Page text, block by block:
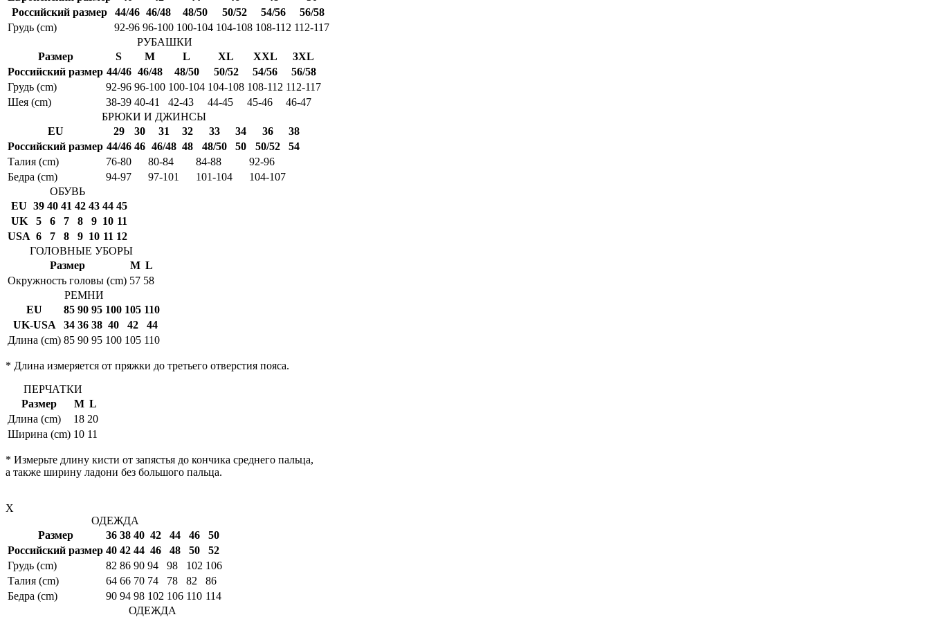
Российский размер
44/46 46/48 48/50 50/52 54/56
56/58
Грудь (cm)
92-96 96-100 100-104 104-108 108-112 112-117
РУБАШКИ
Размер
S M L XL XXL
3XL
Российский размер 44/46 46/48 48/50 50/52 54/56
56/58
Грудь (cm)
92-96 96-100 100-104 104-108 108-112 112-117
Шея (cm)
38-39 40-41 42-43 44-45 45-46
46-47
БРЮКИ И ДЖИНСЫ
EU
29 30 31 32 33 34 36
38
Российский размер 44/46 46 46/48 48 48/50 50 50/52
54
Талия (cm)
76-80 80-84 84-88
92-96
Бедра (cm)
94-97 97-101 101-104
104-107
ОБУВЬ
EU 39 40 41 42 43 44 45
UK
5 6 7 8 9 10 11
USA 6 7 8 9 10 11 12
ГОЛОВНЫЕ УБОРЫ
Размер
M L
Окружность головы (cm) 57 58
РЕМНИ
EU
85 90 95 100 105 110
UK-USA
34 36 38 40 42
44
Длина (cm) 85 90 95 100 105 110
* Длина измеряется от пряжки до третьего отверстия пояса.
ПЕРЧАТКИ
Размер
M L
Длина (cm)
18 20
Ширина (cm) 10 11
* Измерьте длину кисти от запястья до кончика среднего пальца,
а также ширину ладони без большого пальца.
X
ОДЕЖДА
Размер
36 38 40 42 44 46
50
Российский размер 40 42 44 46 48 50
52
Грудь (cm)
82 86 90 94 98 102 106
Талия (cm)
64 66 70 74 78 82
86
Бедра (cm)
90 94 98 102 106 110 114
ОДЕЖДА